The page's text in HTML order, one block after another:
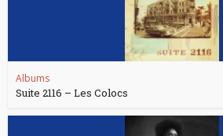
Albums
Suite 2116 – Les Colocs